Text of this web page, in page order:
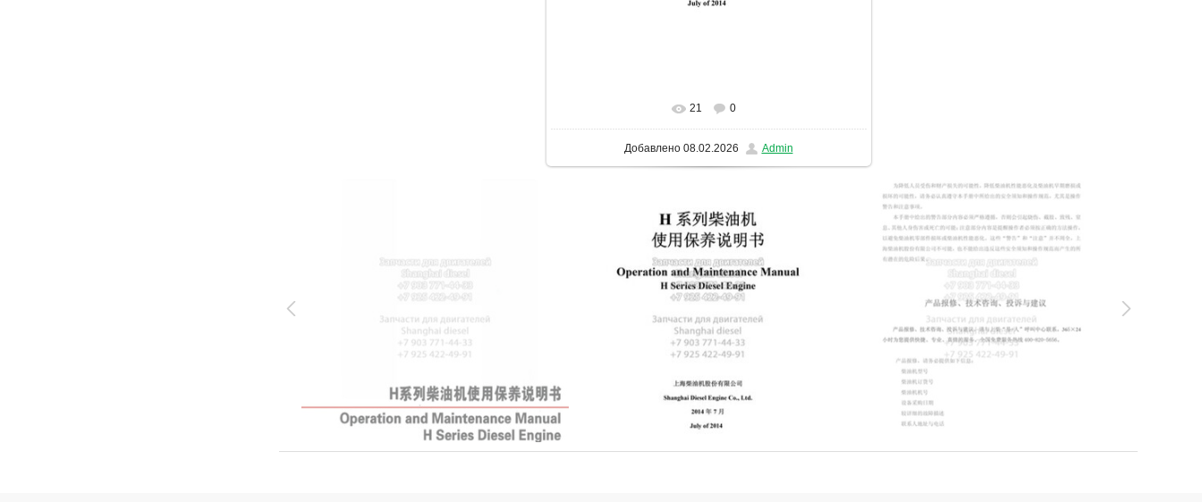
В реальном размере 1131x1600
21 0
Добавлено08.02.2026 Admin